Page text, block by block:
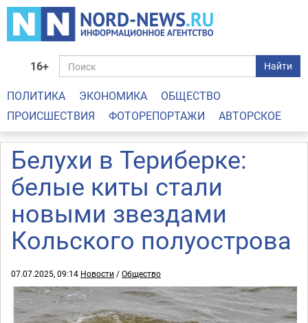
16+ Найти
ПОЛИТИКА ЭКОНОМИКА
ОБЩЕСТВО
ПРОИСШЕСТВИЯ
ФОТОРЕПОРТАЖИ АВТОРСКОЕ
Белухи в Териберке:
белые киты стали
новыми звездами
Кольского полуострова
07.07.2025, 09:14 Новости /Общество